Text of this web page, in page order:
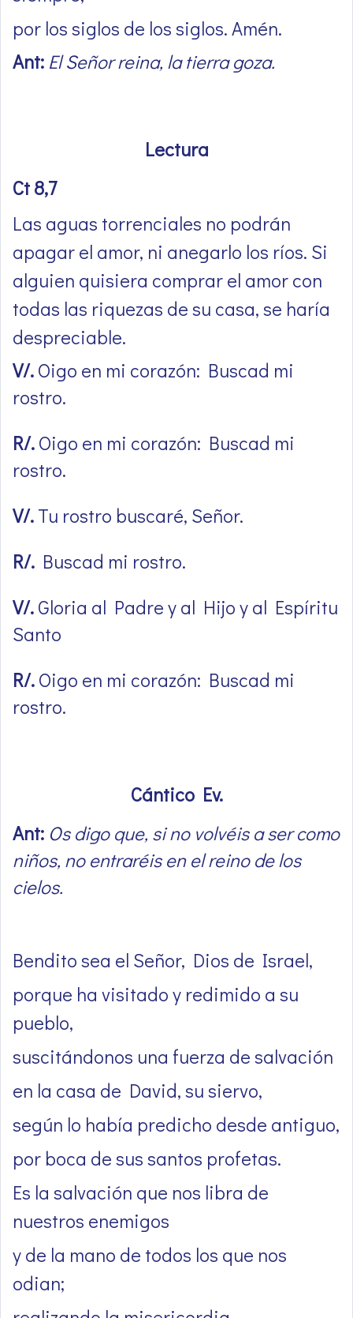
por los siglos de los siglos. Amén.
Ant: El Señor reina, la tierra goza.
Lectura
Ct 8,7
Las aguas torrenciales no podrán
apagar el amor, ni anegarlo los ríos. Si
alguien quisiera comprar el amor con
todas las riquezas de su casa, se haría
despreciable.
V/.Oigo en mi corazón: Buscad mi
rostro.
R/.Oigo en mi corazón: Buscad mi
rostro.
V/.Tu rostro buscaré, Señor.
R/. Buscad mi rostro.
V/.Gloria al Padre y al Hijo y al Espíritu
Santo
R/.Oigo en mi corazón: Buscad mi
rostro.
Cántico Ev.
Ant: Os digo que, si no volvéis a ser como
niños, no entraréis en el reino de los
cielos.
Bendito sea el Señor, Dios de Israel,
porque ha visitado y redimido a su
pueblo,
suscitándonos una fuerza de salvación
en la casa de David, su siervo,
según lo había predicho desde antiguo,
por boca de sus santos profetas.
Es la salvación que nos libra de
nuestros enemigos
y de la mano de todos los que nos
odian;